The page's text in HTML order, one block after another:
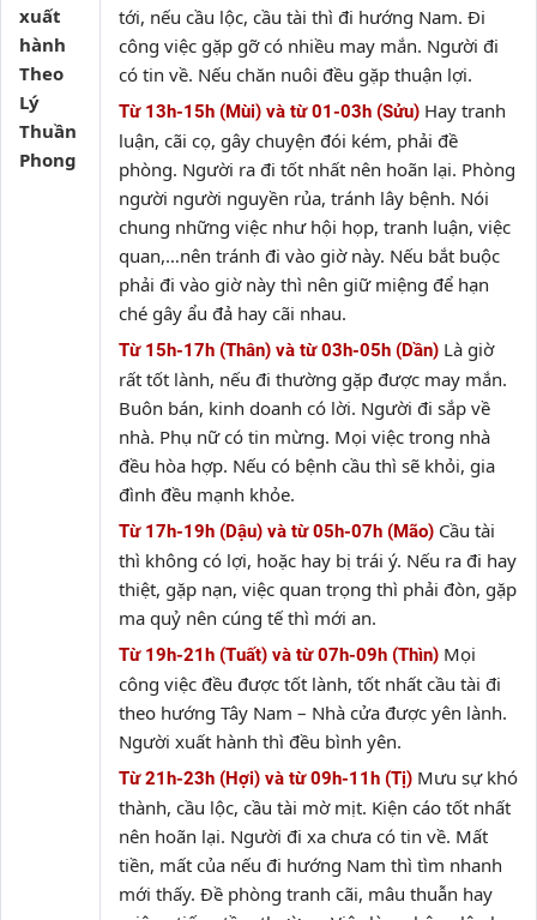
xuất
hành
Theo
Lý
Thuần
Phong
tới, nếu cầu lộc, cầu tài thì đi hướng Nam. Đi
công việc gặp gỡ có nhiều may mắn. Người đi
có tin về. Nếu chăn nuôi đều gặp thuận lợi.
Từ 13h-15h (Mùi) và từ 01-03h (Sửu) Hay tranh
luận, cãi cọ, gây chuyện đói kém, phải đề
phòng. Người ra đi tốt nhất nên hoãn lại. Phòng
người người nguyền rủa, tránh lây bệnh. Nói
chung những việc như hội họp, tranh luận, việc
quan,…nên tránh đi vào giờ này. Nếu bắt buộc
phải đi vào giờ này thì nên giữ miệng để hạn
ché gây ẩu đả hay cãi nhau.
Từ 15h-17h (Thân) và từ 03h-05h (Dần) Là giờ
rất tốt lành, nếu đi thường gặp được may mắn.
Buôn bán, kinh doanh có lời. Người đi sắp về
nhà. Phụ nữ có tin mừng. Mọi việc trong nhà
đều hòa hợp. Nếu có bệnh cầu thì sẽ khỏi, gia
đình đều mạnh khỏe.
Từ 17h-19h (Dậu) và từ 05h-07h (Mão) Cầu tài
thì không có lợi, hoặc hay bị trái ý. Nếu ra đi hay
thiệt, gặp nạn, việc quan trọng thì phải đòn, gặp
ma quỷ nên cúng tế thì mới an.
Từ 19h-21h (Tuất) và từ 07h-09h (Thìn) Mọi
công việc đều được tốt lành, tốt nhất cầu tài đi
theo hướng Tây Nam – Nhà cửa được yên lành.
Người xuất hành thì đều bình yên.
Từ 21h-23h (Hợi) và từ 09h-11h (Tị) Mưu sự khó
thành, cầu lộc, cầu tài mờ mịt. Kiện cáo tốt nhất
nên hoãn lại. Người đi xa chưa có tin về. Mất
tiền, mất của nếu đi hướng Nam thì tìm nhanh
mới thấy. Đề phòng tranh cãi, mâu thuẫn hay